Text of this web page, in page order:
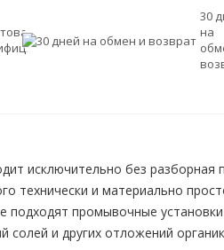
30
на
исключительно без разборная
технически и материально
промывочные
и других отложений